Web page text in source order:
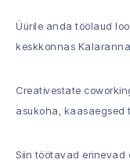
Üürile anda töölaud
keskkonnas
Creativestate
asukoha, kaasaegsed
Siin töötavad erinevad